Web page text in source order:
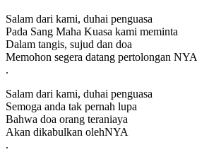
Salam dari kami, duhai penguasa
Pada Sang Maha Kuasa kami meminta
Dalam tangis, sujud dan doa
Memohon segera datang pertolongan NYA
.
Salam dari kami, duhai penguasa
Semoga anda tak pernah lupa
Bahwa doa orang teraniaya
Akan dikabulkan olehNYA
.